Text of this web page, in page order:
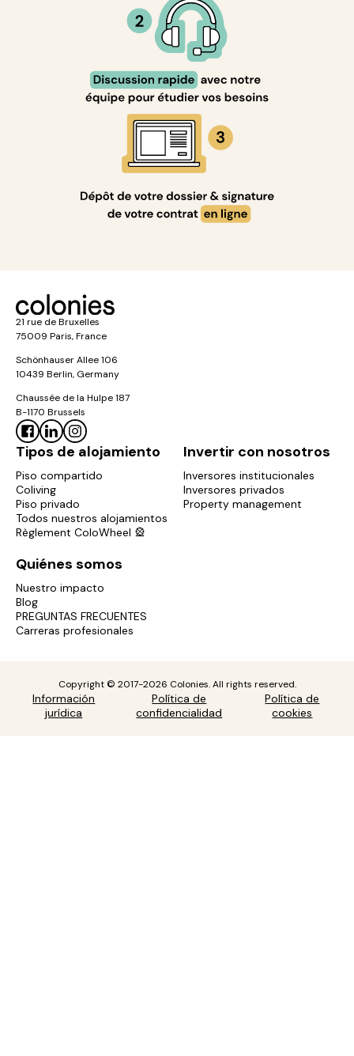
21 rue de Bruxelles
75009 Paris, France
Schönhauser Allee 106
10439 Berlin, Germany
Chaussée de la Hulpe 187
B-1170 Brussels
Tipos de alojamiento
Piso compartido
Coliving
Piso privado
Todos nuestros alojamientos
Règlement ColoWheel 🎡
Invertir con nosotros
Inversores institucionales
Inversores privados
Property management
Quiénes somos
Nuestro impacto
Blog
PREGUNTAS FRECUENTES
Carreras profesionales
Copyright © 2017-2026 Colonies. All rights reserved.
Información
jurídica
Política de
confidencialidad
Política de
cookies